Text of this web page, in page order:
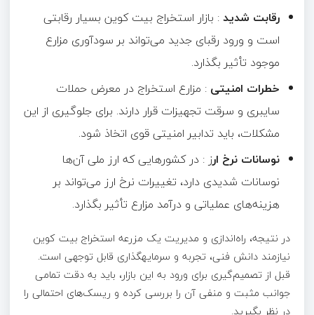
رقابت شدید: بازار استخراج بیت کوین بسیار رقابتی
است و ورود رقبای جدید می‌تواند بر سودآوری مزارع
موجود تأثیر بگذارد.
خطرات امنیتی : مزارع استخراج در معرض حملات
سایبری و سرقت تجهیزات قرار دارند. برای جلوگیری از این
مشکلات، باید تدابیر امنیتی قوی اتخاذ شود.
نوسانات نرخ ارز : در کشورهایی که ارز ملی آن‌ها
نوسانات شدیدی دارد، تغییرات نرخ ارز می‌تواند بر
هزینه‌های عملیاتی و درآمد مزارع تأثیر بگذارد.
در نتیجه، راه‌اندازی و مدیریت یک مزرعه استخراج بیت کوین
نیازمند دانش فنی، تجربه و سرمایهگذاری قابل توجهی است.
قبل از تصمیم‌گیری برای ورود به این بازار، باید به دقت تمامی
جوانب مثبت و منفی آن را بررسی کرده و ریسک‌های احتمالی را
در نظر بگیرید.